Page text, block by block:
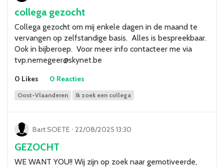
collega gezocht
Collega gezocht om mij enkele dagen in de maand te
vervangen op zelfstandige basis. Alles is bespreekbaar.
Ook in bijberoep. Voor meer info contacteer me via
tvp.nemegeer@skynet.be
0 Likes 0 Reacties
Oost-Vlaanderen Ik zoek een collega
Bart SOETE ᐧ 22/08/2025 13:30
GEZOCHT
WE WANT YOU!! Wij zijn op zoek naar gemotiveerde,